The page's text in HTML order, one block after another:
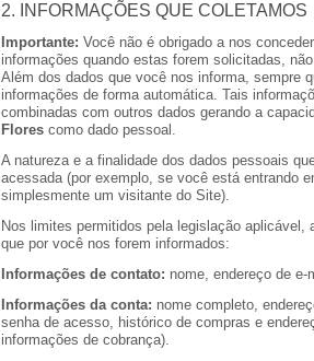
2. INFORMAÇÕES QUE COLETAMOS
Importante: Você não é obrigado a nos
informações quando estas forem solicitadas,
Além dos dados que você nos informa, sempre
informações de forma automática. Tais
combinadas com outros dados gerando a
Flores como dado pessoal.
A natureza e a finalidade dos dados pessoais
acessada (por exemplo, se você está entrando
simplesmente um visitante do Site).
Nos limites permitidos pela legislação aplicável,
que por você nos forem informados:
Informações de contato: nome, endereço de e-
Informações da conta: nome completo,
senha de acesso, histórico de compras e
informações de cobrança).